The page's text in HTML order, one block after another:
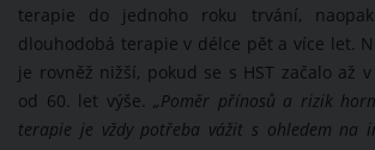
terapie do jednoho roku trvání,
dlouhodobá terapie v délce pět a více let.
je rovněž nižší, pokud se s HST začalo až
od 60. let výše.„Poměr přínosů a rizik
terapie je vždy potřeba vážit s ohledem na